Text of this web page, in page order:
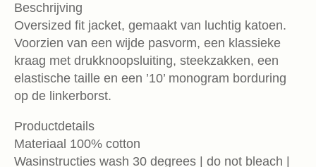
Beschrijving
Oversized fit jacket, gemaakt van luchtig katoen.
Voorzien van een wijde pasvorm, een klassieke
kraag met drukknoopsluiting, steekzakken, een
elastische taille en een ’10’ monogram borduring
op de linkerborst.
Productdetails
Materiaal 100% cotton
Wasinstructies wash 30 degrees | do not bleach |